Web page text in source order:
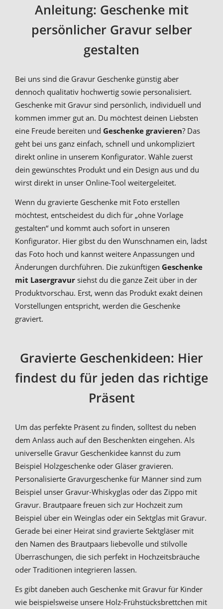
Anleitung: Geschenke mit
persönlicher Gravur selber
gestalten
Bei uns sind die Gravur Geschenke günstig aber
dennoch qualitativ hochwertig sowie personalisiert.
Geschenke mit Gravur sind persönlich, individuell und
kommen immer gut an. Du möchtest deinen Liebsten
eine Freude bereiten und Geschenke gravieren? Das
geht bei uns ganz einfach, schnell und unkompliziert
direkt online in unserem Konfigurator. Wähle zuerst
dein gewünschtes Produkt und ein Design aus und du
wirst direkt in unser Online-Tool weitergeleitet.
Wenn du gravierte Geschenke mit Foto erstellen
möchtest, entscheidest du dich für „ohne Vorlage
gestalten“ und kommt auch sofort in unseren
Konfigurator. Hier gibst du den Wunschnamen ein, lädst
das Foto hoch und kannst weitere Anpassungen und
Änderungen durchführen. Die zukünftigen Geschenke
mit Lasergravur siehst du die ganze Zeit über in der
Produktvorschau. Erst, wenn das Produkt exakt deinen
Vorstellungen entspricht, werden die Geschenke
graviert.
Gravierte Geschenkideen: Hier
findest du für jeden das richtige
Präsent
Um das perfekte Präsent zu finden, solltest du neben
dem Anlass auch auf den Beschenkten eingehen. Als
universelle Gravur Geschenkidee kannst du zum
Beispiel Holzgeschenke oder Gläser gravieren.
Personalisierte Gravurgeschenke für Männer sind zum
Beispiel unser Gravur-Whiskyglas oder das Zippo mit
Gravur. Brautpaare freuen sich zur Hochzeit zum
Beispiel über ein Weinglas oder ein Sektglas mit Gravur.
Gerade bei einer Heirat sind gravierte Sektgläser mit
den Namen des Brautpaars liebevolle und stilvolle
Überraschungen, die sich perfekt in Hochzeitsbräuche
oder Traditionen integrieren lassen.
Es gibt daneben auch Geschenke mit Gravur für Kinder
wie beispielsweise unsere Holz-Frühstücksbrettchen mit